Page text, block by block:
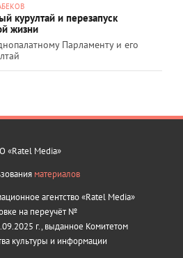
курултай и перезапуск
жизни
Парламенту и его
«Ratel Media»
материалов
агентство «Ratel Media»
на переучёт №
г., выданное Комитетом
культуры и информации